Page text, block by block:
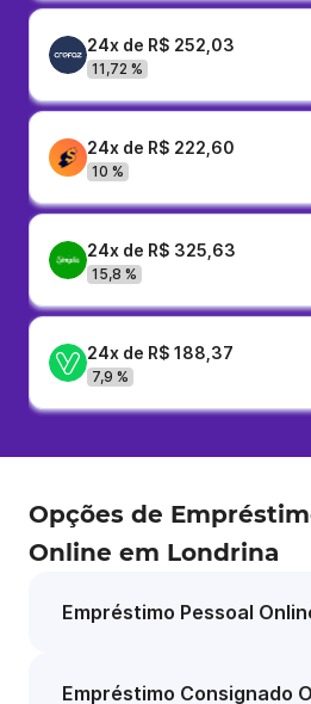
24x de R$ 252,03
11,72 %
24x de R$ 222,60
10 %
24x de R$ 325,63
15,8 %
24x de R$ 188,37
7,9 %
Opções de
Online em Londrina
Empréstimo Pessoal
Empréstimo Consignado